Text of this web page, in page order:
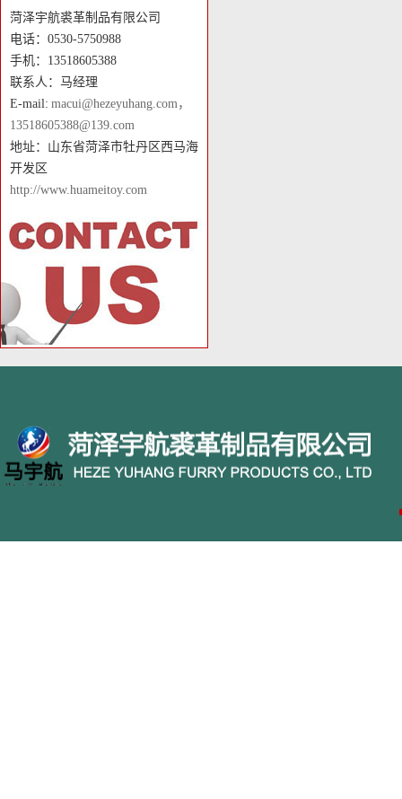
菏泽宇航裘革制品有限公司
电话：0530-5750988
手机：13518605388
联系人：马经理
E-mail: macui@hezeyuhang.com，
13518605388@139.com
地址：山东省菏泽市牡丹区西马海
开发区
http://www.huameitoy.com